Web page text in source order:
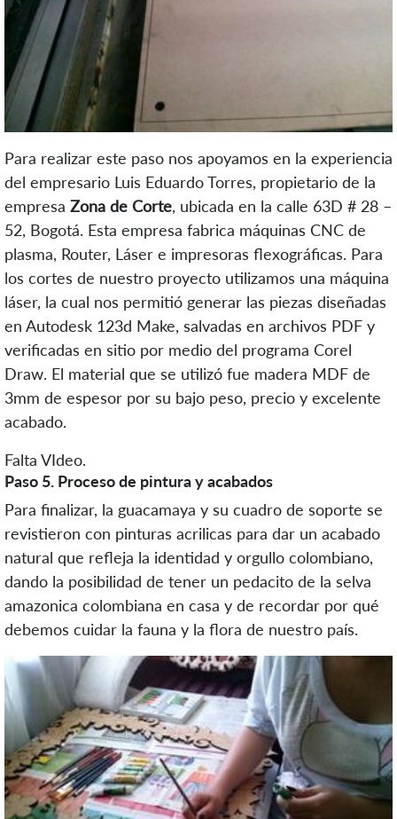
Para realizar este paso nos apoyamos en la experiencia
del empresario Luis Eduardo Torres, propietario de la
empresa Zona de Corte, ubicada en la calle 63D # 28 –
52, Bogotá. Esta empresa fabrica máquinas CNC de
plasma, Router, Láser e impresoras flexográficas. Para
los cortes de nuestro proyecto utilizamos una máquina
láser, la cual nos permitió generar las piezas diseñadas
en Autodesk 123d Make, salvadas en archivos PDF y
verificadas en sitio por medio del programa Corel
Draw. El material que se utilizó fue madera MDF de
3mm de espesor por su bajo peso, precio y excelente
acabado.
Falta VIdeo.
Paso 5. Proceso de pintura y acabados
Para finalizar, la guacamaya y su cuadro de soporte se
revistieron con pinturas acrilicas para dar un acabado
natural que refleja la identidad y orgullo colombiano,
dando la posibilidad de tener un pedacito de la selva
amazonica colombiana en casa y de recordar por qué
debemos cuidar la fauna y la flora de nuestro país.